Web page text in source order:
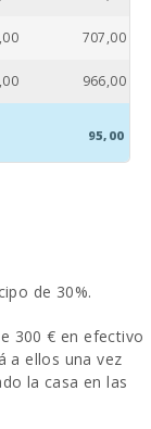
707,00
966,00
95,00
de 30%.
300 € en efectivo
a ellos una vez
la casa en las